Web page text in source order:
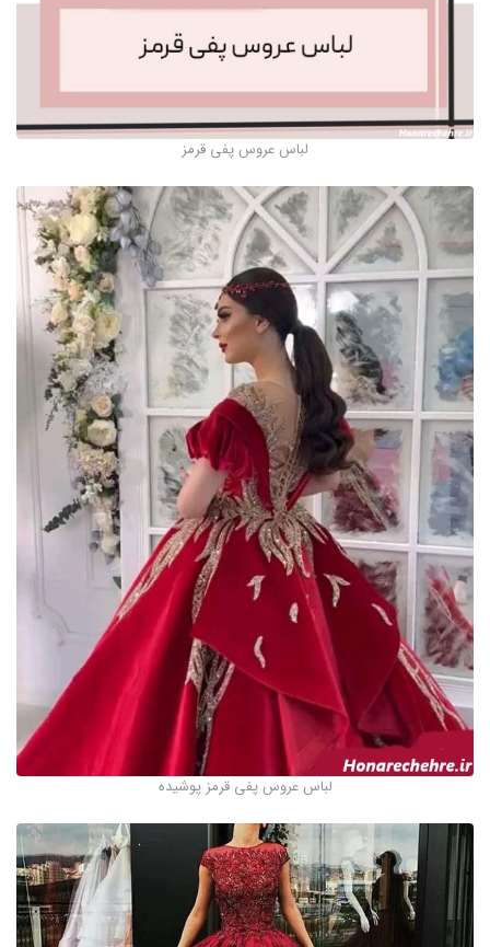
لباس عروس پفی قرمز
لباس عروس پفی قرمز پوشیده